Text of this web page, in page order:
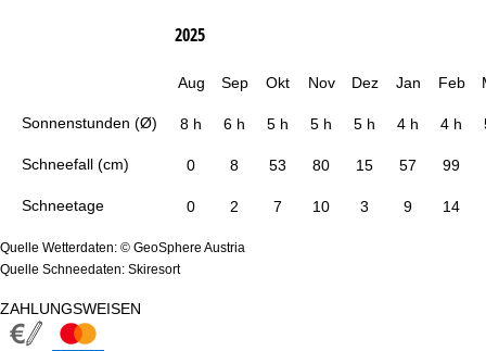
Sonnenstunden (Ø)
Schneefall (cm)
Schneetage
2025
Aug Sep Okt Nov Dez Jan Feb
8 h 6 h 5 h 5 h 5 h 4 h 4 h
0 8 53 80 15 57 99
0 2 7 10 3 9 14
Quelle Wetterdaten: © GeoSphere Austria
Quelle Schneedaten: Skiresort
ZAHLUNGSWEISEN